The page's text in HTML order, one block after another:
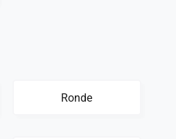
Ronde